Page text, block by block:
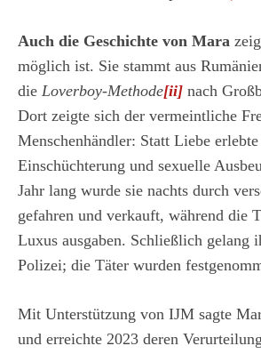
Auch die Geschichte von Mara
möglich ist. Sie stammt aus
die Loverboy-Methode[ii] nach
Dort zeigte sich der vermeintliche
Menschenhändler: Statt Liebe
Einschüchterung und sexuelle
Jahr lang wurde sie nachts durch
gefahren und verkauft, während die
Luxus ausgaben. Schließlich gelang
Polizei; die Täter wurden
Mit Unterstützung von IJM sagte
und erreichte 2023 deren